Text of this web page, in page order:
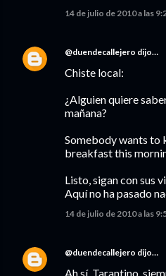
14 de julio de 2010 a las
@duendecallejero dijo…
Chiste local:
¿Alguien quiere
mañana?
Somebody wants to
breakfast this
Listo, sigan con sus
Aquí no ha pasado
14 de julio de 2010 a las
@duendecallejero dijo…
Ah sí, Tarantino,